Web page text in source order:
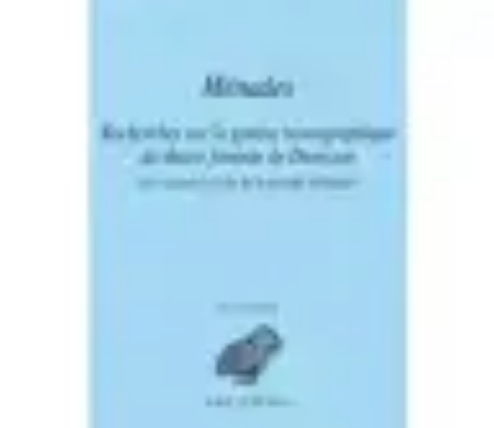
Trouver un Serrurier